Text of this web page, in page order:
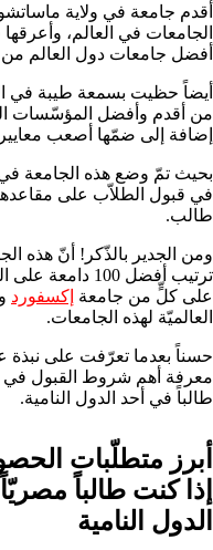
أقدم جامعة في ولاية
الجامعات في العالم،
أفضل جامعات دول العالم من
أيضاً حظيت بسمعة طيبة في
من أقدم وأفضل المؤسّسات
إضافة إلى ضمّها أصعب
طالب.
ومن الجدير بالذّكر! أنّ هذه
ترتيب أفضل
على كلٍّ من جامعة إكسفورد
العالميّة لهذه الجامعات.
حسناً بعدما تعرّفت على نبذة
معرفة أهم شروط القبول في
طالباً في أحد الدول النامية.
أبرز متطلّبات
إذا كنت طالباً
الدول النامية